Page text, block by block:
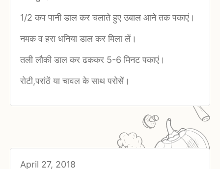
1/2 कप पानी डाल कर चलाते हुए उबाल आने तक पकाएं।
नमक व हरा धनिया डाल कर मिला लें।
तली लौकी डाल कर ढककर 5-6 मिनट पकाएं।
रोटी,परांठें या चावल के साथ परोसें।
April 27, 2018